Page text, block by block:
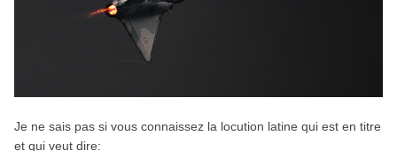
Je ne sais pas si vous connaissez la locution latine qui est en titre
et qui veut dire: